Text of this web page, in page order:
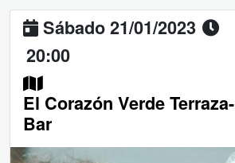
Sábado 21/01/2023
20:00
El Corazón Verde Terraza-
Bar